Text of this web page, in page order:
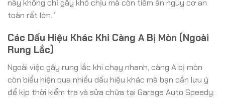
này không chỉ gây khó chịu mà còn tiềm ẩn nguy cơ an
toàn rất lớn.”
Các Dấu Hiệu Khác Khi Càng A Bị Mòn (Ngoài
Rung Lắc)
Ngoài việc gây rung lắc khi chạy nhanh, càng A bị mòn
còn biểu hiện qua nhiều dấu hiệu khác mà bạn cần lưu ý
để kịp thời kiểm tra và sửa chữa tại Garage Auto Speedy: